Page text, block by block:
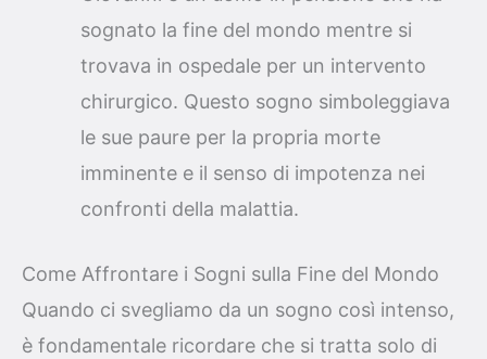
sognato la fine del mondo mentre si
trovava in ospedale per un intervento
chirurgico. Questo sogno simboleggiava
le sue paure per la propria morte
imminente e il senso di impotenza nei
confronti della malattia.
Come Affrontare i Sogni sulla Fine del Mondo
Quando ci svegliamo da un sogno così intenso,
è fondamentale ricordare che si tratta solo di